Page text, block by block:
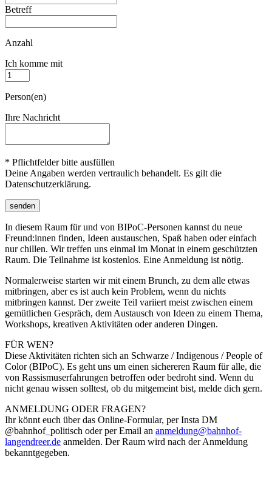
Betreff
Anzahl
Ich komme mit
Person(en)
Ihre Nachricht
* Pflichtfelder bitte ausfüllen
Deine Angaben werden vertraulich behandelt. Es gilt die
Datenschutzerklärung.
senden
In diesem Raum für und von BIPoC-Personen kannst du neue
Freund:innen finden, Ideen austauschen, Spaß haben oder einfach
nur chillen. Wir treffen uns einmal im Monat in einem geschützten
Raum. Die Teilnahme ist kostenlos. Eine Anmeldung ist nötig.
Normalerweise starten wir mit einem Brunch, zu dem alle etwas
mitbringen, aber es ist auch kein Problem, wenn du nichts
mitbringen kannst. Der zweite Teil variiert meist zwischen einem
gemütlichen Gespräch, dem Austausch von Ideen zu einem Thema,
Workshops, kreativen Aktivitäten oder anderen Dingen.
FÜR WEN?
Diese Aktivitäten richten sich an Schwarze / Indigenous / People of
Color (BIPoC). Es geht uns um einen sichereren Raum für alle, die
von Rassismuserfahrungen betroffen oder bedroht sind. Wenn du
nicht genau wissen solltest, ob du mitgemeint bist, melde dich gern.
ANMELDUNG ODER FRAGEN?
Ihr könnt euch über das Online-Formular, per Insta DM
@bahnhof_politisch oder per Email an anmeldung@bahnhof-
langendreer.de anmelden. Der Raum wird nach der Anmeldung
bekanntgegeben.